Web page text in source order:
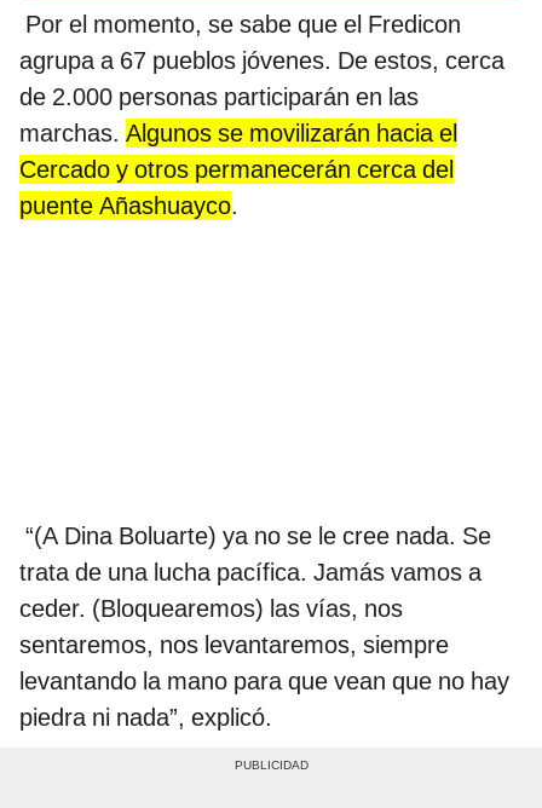
Por el momento, se sabe que el Fredicon
agrupa a 67 pueblos jóvenes. De estos, cerca
de 2.000 personas participarán en las
marchas. Algunos se movilizarán hacia el
Cercado y otros permanecerán cerca del
puente Añashuayco.
“(A Dina Boluarte) ya no se le cree nada. Se
trata de una lucha pacífica. Jamás vamos a
ceder. (Bloquearemos) las vías, nos
sentaremos, nos levantaremos, siempre
levantando la mano para que vean que no hay
piedra ni nada”, explicó.